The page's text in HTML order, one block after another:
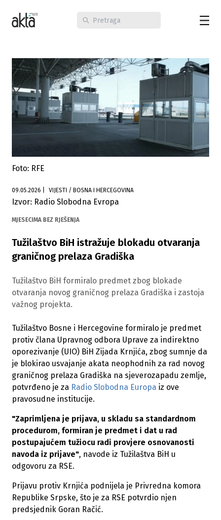
Foto: RFE
09.05.2026 VIJESTI / BOSNA I HERCEGOVINA
Izvor: Radio Slobodna Evropa
MJESECIMA BEZ RJEŠENJA
Tužilaštvo BiH istražuje blokadu otvaranja
graničnog prelaza Gradiška
Tužilaštvo BiH formiralo predmet zbog blokade
otvaranja novog graničnog prelaza Gradiška i zastoja
važnog projekta.
Tužilaštvo Bosne i Hercegovine formiralo je predmet
protiv člana Upravnog odbora Uprave za indirektno
oporezivanje (UIO) BiH Zijada Krnjića, zbog sumnje da
je blokirao usvajanje akata neophodnih za rad novog
graničnog prelaza Gradiška na sjeverozapadu zemlje,
potvrđeno je za Radio Slobodna Europa iz ove
pravosudne institucije.
"Zaprimljena je prijava, u skladu sa standardnom
procedurom, formiran je predmet i dat u rad
postupajućem tužiocu radi provjere osnovanosti
navoda iz prijave", navode iz Tužilaštva BiH u
odgovoru za RSE.
Prijavu protiv Krnjića podnijela je Privredna komora
Republike Srpske, što je za RSE potvrdio njen
predsjednik Goran Račić.